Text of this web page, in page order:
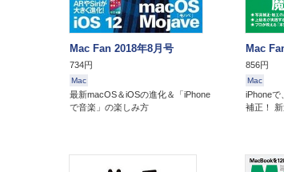
Mac Fan 2018年8月号
734円
Mac
最新macOS＆iOSの進化＆「iPhone
で音楽」の楽しみ方
Mac
856円
Mac
iPhoneで
補正！